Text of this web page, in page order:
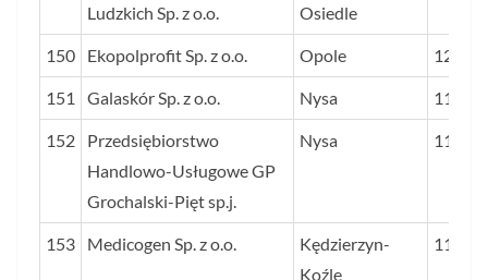
Ludzkich Sp. z o.o.
Osiedle
150 Ekopolprofit Sp. z o.o. Opole 120
151 Galaskór Sp. z o.o. Nysa 119
152
Przedsiębiorstwo
Handlowo-Usługowe GP
Grochalski-Pięt sp.j.
Nysa 119
153 Medicogen Sp. z o.o.
Kędzierzyn-
Koźle
118